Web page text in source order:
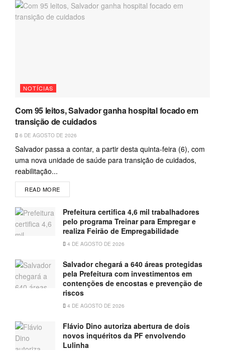
NOTÍCIAS
Com 95 leitos, Salvador ganha hospital focado em
transição de cuidados
6 DE AGOSTO DE 2026
Salvador passa a contar, a partir desta quinta-feira (6), com
uma nova unidade de saúde para transição de cuidados,
reabilitação...
READ MORE
Prefeitura certifica 4,6 mil trabalhadores
pelo programa Treinar para Empregar e
realiza Feirão de Empregabilidade
4 DE AGOSTO DE 2026
Salvador chegará a 640 áreas protegidas
pela Prefeitura com investimentos em
contenções de encostas e prevenção de
riscos
4 DE AGOSTO DE 2026
Flávio Dino autoriza abertura de dois
novos inquéritos da PF envolvendo
Lulinha